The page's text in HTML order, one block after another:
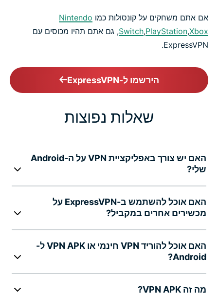
אם אתם משחקים על קונסולות כמו Nintendo
Switch,PlayStation,Xbox
, גם אתם תהיו מכוסים עם
ExpressVPN.
הירשמו ל-ExpressVPN
שאלות נפוצות
האם יש צורך באפליקציית VPN על ה-Android
שלי?
האם אוכל להשתמש ב-ExpressVPN על
מכשירים אחרים במקביל?
האם אוכל להוריד VPN חינמי או VPN APK ל-
Android?
מה זה VPN APK?